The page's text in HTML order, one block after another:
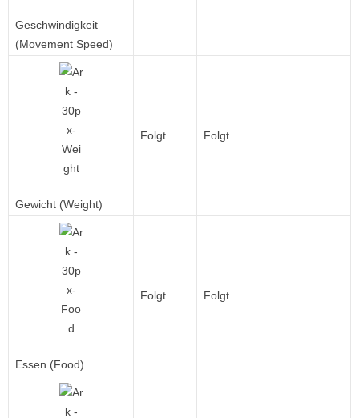
Geschwindigkeit
(Movement Speed)
Gewicht (Weight)
Folgt Folgt
Essen (Food)
Folgt Folgt